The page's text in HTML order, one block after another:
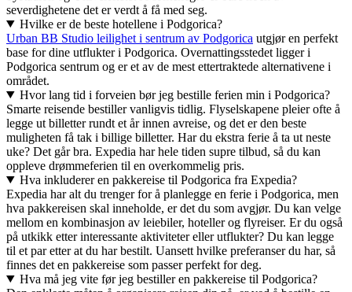
severdighetene det er verdt å få med seg.
Hvilke er de beste hotellene i Podgorica?
Urban BB Studio leilighet i sentrum av Podgorica utgjør en perfekt
base for dine utflukter i Podgorica. Overnattingsstedet ligger i
Podgorica sentrum og er et av de mest ettertraktede alternativene i
området.
Hvor lang tid i forveien bør jeg bestille ferien min i Podgorica?
Smarte reisende bestiller vanligvis tidlig. Flyselskapene pleier ofte å
legge ut billetter rundt et år innen avreise, og det er den beste
muligheten få tak i billige billetter. Har du ekstra ferie å ta ut neste
uke? Det går bra. Expedia har hele tiden supre tilbud, så du kan
oppleve drømmeferien til en overkommelig pris.
Hva inkluderer en pakkereise til Podgorica fra Expedia?
Expedia har alt du trenger for å planlegge en ferie i Podgorica, men
hva pakkereisen skal inneholde, er det du som avgjør. Du kan velge
mellom en kombinasjon av leiebiler, hoteller og flyreiser. Er du også
på utkikk etter interessante aktiviteter eller utflukter? Du kan legge
til et par etter at du har bestilt. Uansett hvilke preferanser du har, så
finnes det en pakkereise som passer perfekt for deg.
Hva må jeg vite før jeg bestiller en pakkereise til Podgorica?